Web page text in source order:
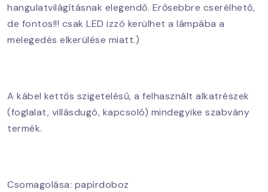
hangulatvilágításnak elegendő. Erősebbre cserélhető,
de fontos!!! csak LED izzó kerülhet a lámpába a
melegedés elkerülése miatt.)
A kábel kettős szigetelésű, a felhasznált alkatrészek
(foglalat, villásdugó, kapcsoló) mindegyike szabvány
termék.
Csomagolása: papírdoboz